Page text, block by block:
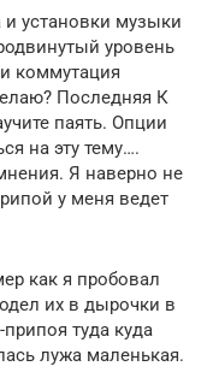
установки музыки
уровень
коммутация
Последняя К
паять. Опции
на эту тему….
Я наверно не
у меня ведет
как я пробовал
их в дырочки в
туда куда
лужа маленькая.